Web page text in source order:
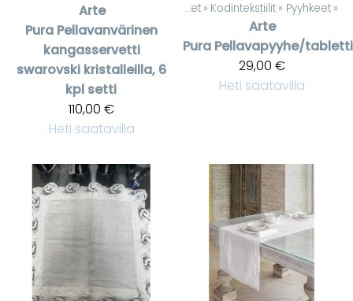
Arte
Pura Pellavanvärinen
kangasservetti
swarovski kristalleilla, 6
kpl setti
110,00 €
Heti saatavilla
Tuotteet ‪» Kodintekstiilit ‪» Pyyhkeet ‪»
Arte
Pura Pellavapyyhe/tabletti
29,00 €
Heti saatavilla